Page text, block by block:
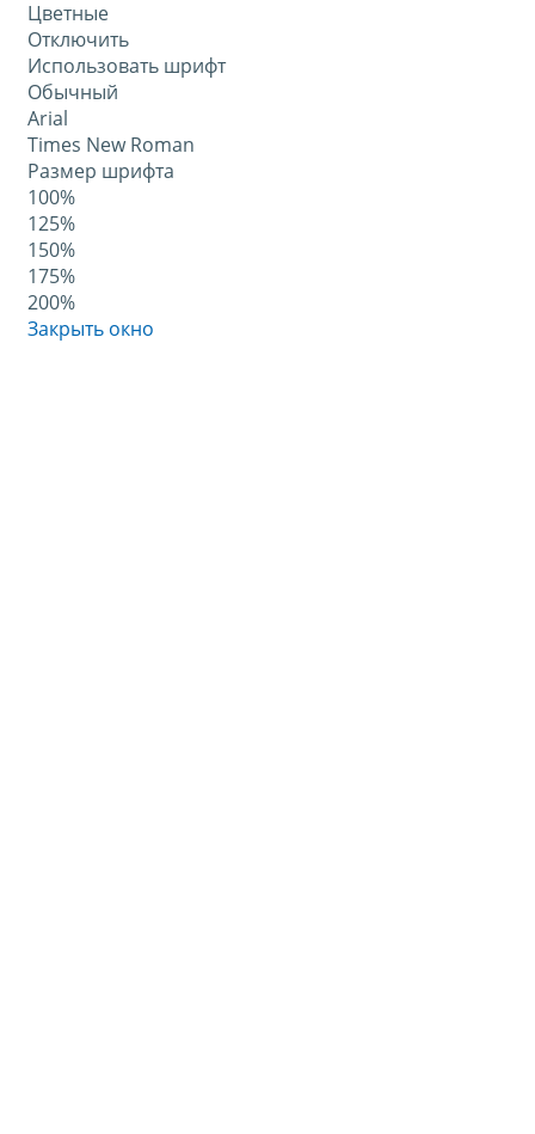
Цветные
Отключить
Использовать шрифт
Обычный
Arial
Times New Roman
Размер шрифта
100%
125%
150%
175%
200%
Закрыть окно